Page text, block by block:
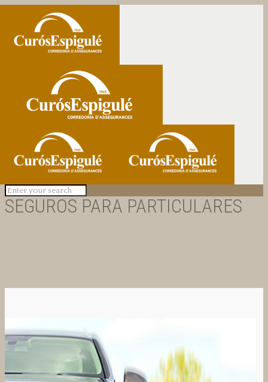
SEGUROS PARA PARTICULARES